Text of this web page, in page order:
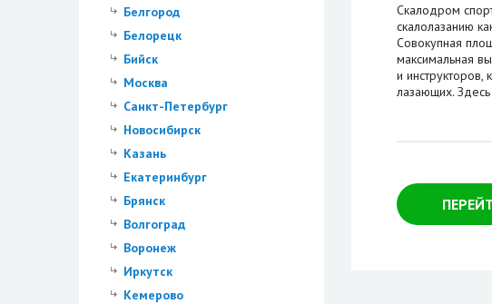
Белгород
Белорецк
Бийск
Москва
Санкт-Петербург
Новосибирск
Казань
Екатеринбург
Брянск
Волгоград
Воронеж
Иркутск
Кемерово
Скалодром
скалолазанию
Совокупная
максимальная
и
лазающих.